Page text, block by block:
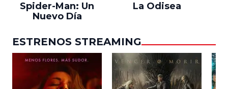
Spider-Man: Un
Nuevo Día
La Odisea
ESTRENOS STREAMING